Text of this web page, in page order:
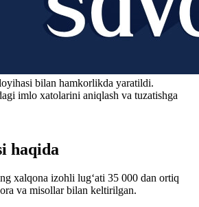
bilan hamkorlikda yaratildi.
imlo xatolarini aniqlash va tuzatishga
haqida
xalqona izohli lug‘ati 35 000 dan ortiq
va misollar bilan keltirilgan.